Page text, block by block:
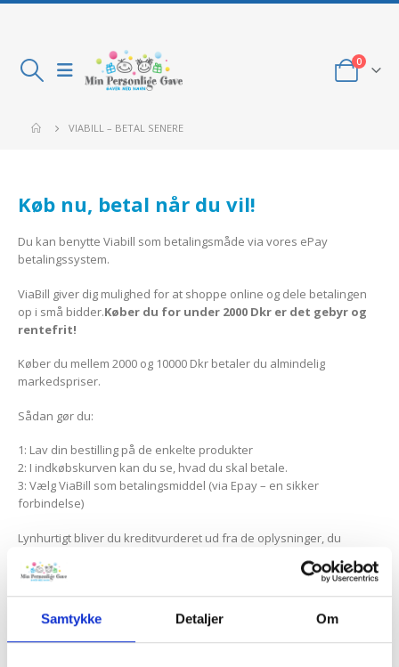
Samtykke Detaljer Om
0
VIABILL – BETAL SENERE
Køb nu, betal når du vil!
Du kan benytte Viabill som betalingsmåde via vores ePay
betalingssystem.
ViaBill giver dig mulighed for at shoppe online og dele betalingen
op i små bidder.Køber du for under 2000 Dkr er det gebyr og
rentefrit!
Køber du mellem 2000 og 10000 Dkr betaler du almindelig
markedspriser.
Sådan gør du:
1: Lav din bestilling på de enkelte produkter
2: I indkøbskurven kan du se, hvad du skal betale.
3: Vælg ViaBill som betalingsmiddel (via Epay – en sikker
forbindelse)
Lynhurtigt bliver du kreditvurderet ud fra de oplysninger, du
fordelt over 24 måneder.
Læs mere om Viabill og deres betingelser:Tryk her